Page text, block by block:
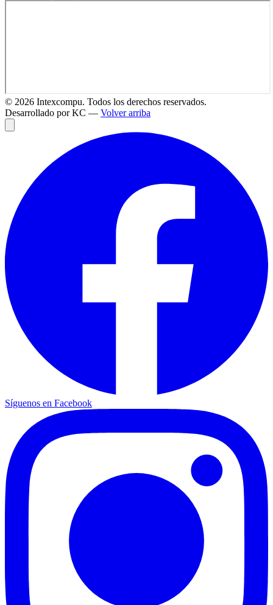
© 2026 Intexcompu. Todos los derechos reservados.
Desarrollado por KC — Volver arriba
Síguenos en Facebook